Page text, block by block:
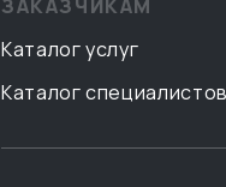
ЗАКАЗЧИКАМ
Каталог услуг
Каталог специалистов